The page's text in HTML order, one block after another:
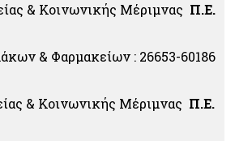
& Κοινωνικής Μέριμνας Π.Ε.
& Φαρμακείων : 26653-60186
& Κοινωνικής Μέριμνας Π.Ε.